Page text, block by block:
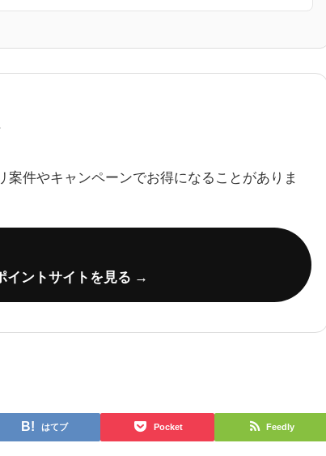
案件やキャンペーンでお得になることがありま
イントサイトを見る →
はてブ Pocket Feedly